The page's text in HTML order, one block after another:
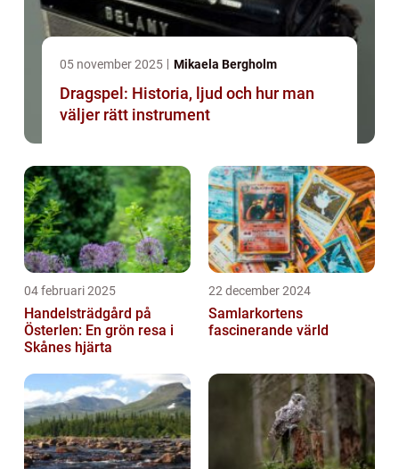
05 november 2025 Mikaela Bergholm
Dragspel: Historia, ljud och hur man
väljer rätt instrument
04 februari 2025
Handelsträdgård på
Österlen: En grön resa i
Skånes hjärta
22 december 2024
Samlarkortens
fascinerande värld